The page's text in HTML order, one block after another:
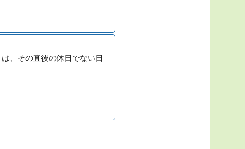
、その直後の休日でない日